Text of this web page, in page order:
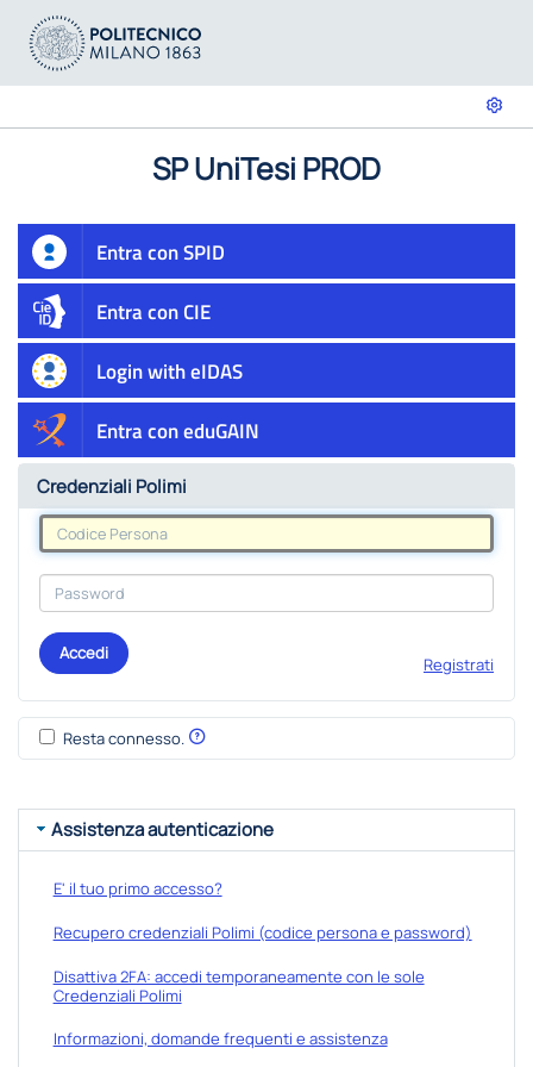
SP UniTesi PROD
Entra con SPID
Entra con CIE
Login with eIDAS
Entra con eduGAIN
Credenziali Polimi
Accedi
Registrati
Resta connesso.
Assistenza autenticazione
E' il tuo primo accesso?
Recupero credenziali Polimi (codice persona e password)
Disattiva 2FA: accedi temporaneamente con le sole
Credenziali Polimi
Informazioni, domande frequenti e assistenza